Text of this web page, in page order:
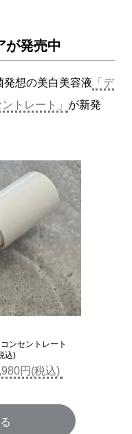
が発売中
想の美白美容液 「デ
トレート」 が新発
ンセントレート
込)
円(税込)